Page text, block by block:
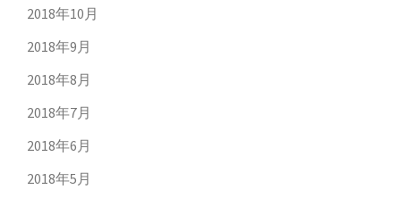
2018年10月
2018年9月
2018年8月
2018年7月
2018年6月
2018年5月